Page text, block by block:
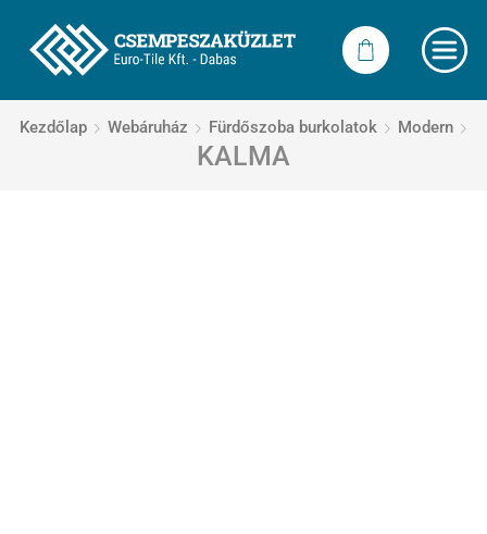
Kezdőlap Webáruház Fürdőszoba burkolatok Modern
KALMA